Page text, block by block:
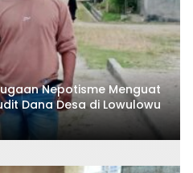
Nepotisme Menguat
Dana Desa di Lowulowu